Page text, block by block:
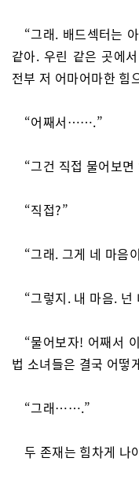
“그래. 배드섹터는
같아. 우린 같은 곳에
전부 저 어마어마한 힘
“어째서…….”
“그건 직접 물어보
“직접?”
“그래. 그게 네 마음
“그렇지. 내 마음. 넌
“물어보자! 어째서
법 소녀들은 결국 어떻
“그래…….”
두 존재는 힘차게 나